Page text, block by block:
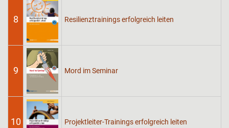
8 Resilienztrainings erfolgreich leiten
9 Mord im Seminar
10 Projektleiter-Trainings erfolgreich leiten